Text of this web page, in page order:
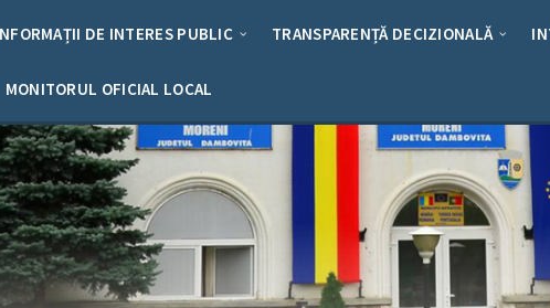
DE INTERES PUBLIC TRANSPARENȚĂ DECIZIONALĂ
MONITORUL OFICIAL LOCAL